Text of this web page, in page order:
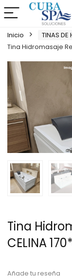
Inicio TINAS DE
Tina Hidromasaje
Tina
CELINA
Añade tu reseña